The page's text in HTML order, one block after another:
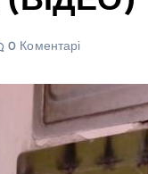
0 Коментарі